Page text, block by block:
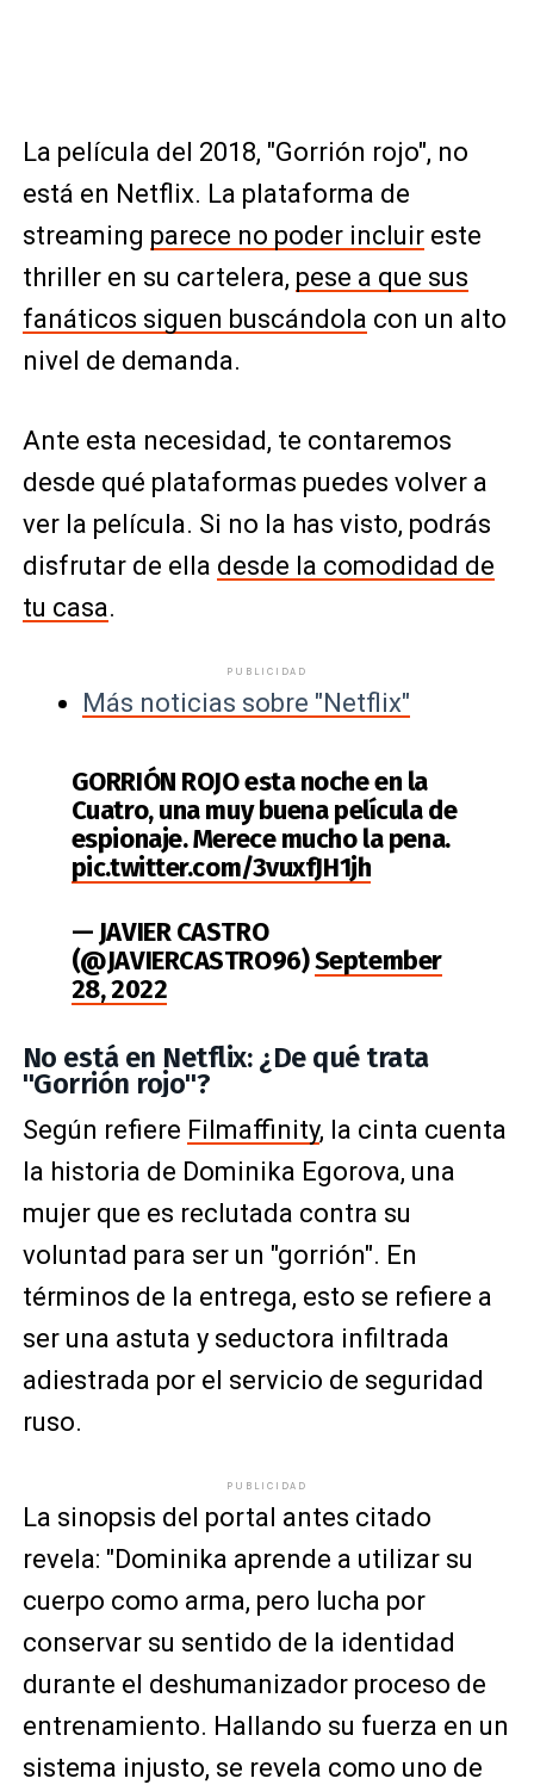
La película del 2018, "Gorrión rojo", no
está en Netflix. La plataforma de
streaming parece no poder incluireste
thriller en su cartelera, pese a que sus
fanáticos siguen buscándola con un alto
nivel de demanda.
Ante esta necesidad, te contaremos
desde qué plataformas puedes volver a
ver la película. Si no la has visto, podrás
disfrutar de ella desde la comodidad de
tu casa.
PUBLICIDAD
Más noticias sobre "Netflix"
GORRIÓN ROJO esta noche en la
Cuatro, una muy buena película de
espionaje. Merece mucho la pena.
pic.twitter.com/3vuxfJH1jh
— JAVIER CASTRO
(@JAVIERCASTRO96)September
28, 2022
No está en Netflix: ¿De qué trata
"Gorrión rojo"?
Según refiere Filmaffinity, la cinta cuenta
la historia de Dominika Egorova, una
mujer que es reclutada contra su
voluntad para ser un "gorrión". En
términos de la entrega, esto se refiere a
ser una astuta y seductora infiltrada
adiestrada por el servicio de seguridad
ruso.
PUBLICIDAD
La sinopsis del portal antes citado
revela: "Dominika aprende a utilizar su
cuerpo como arma, pero lucha por
conservar su sentido de la identidad
durante el deshumanizador proceso de
entrenamiento. Hallando su fuerza en un
sistema injusto, se revela como uno de